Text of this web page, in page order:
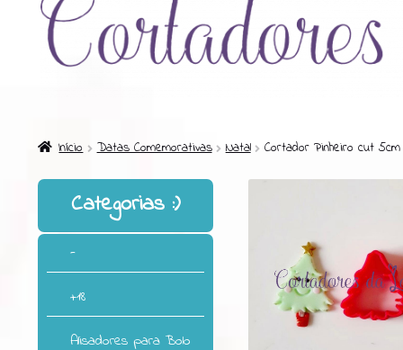
Início Datas Comemorativas Natal Cortador Pinheiro cut 5cm
Categorias
-
+18
Alisadores para Bolo